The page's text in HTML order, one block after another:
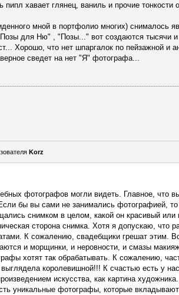
хавает глянец, ваниль и прочие тонкости
мной в портфолио многих) снималось
для Ню" , "Позы..." вот создаются тысячи
Хорошо, что нет шпаргалок по пейзажной и
сведет на нет "Я" фотографа...
Korz
фотографов могли видеть. Главное, что
бы вы сами не занимались фотографией, то
снимком в целом, какой он красивый или
сторона снимка. Хотя я допускаю, что
К сожалению, свадебщики грешат этим.
и морщинки, и неровности, и смазы
хотят так обрабатывать. К сожалению,
королевишной!!! К счастью есть у
искусства, как картина
уникальные фотографы, которые